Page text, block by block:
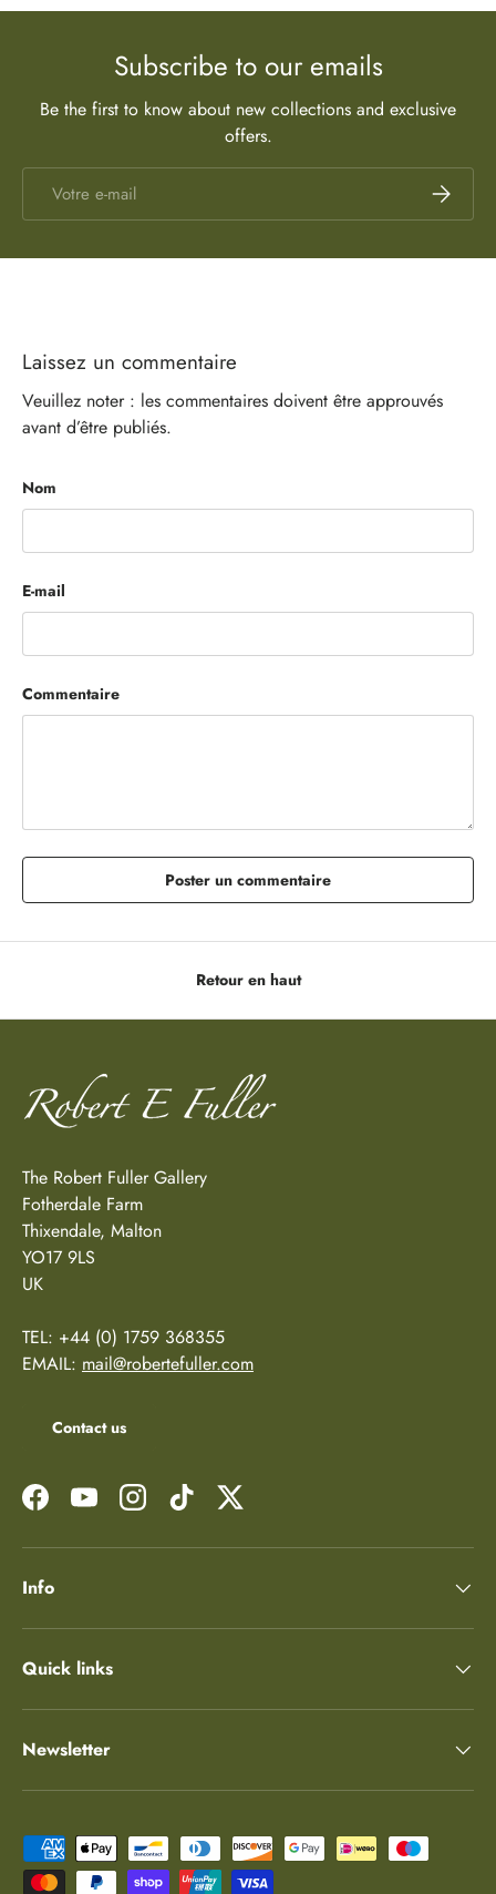
Subscribe to our emails
Be the first to know about new collections and exclusive
offers.
S’inscrire
Laissez un commentaire
Veuillez noter : les commentaires doivent être approuvés
avant d’être publiés.
Nom
E-mail
Commentaire
Poster un commentaire
Retour en haut
The Robert Fuller Gallery
Fotherdale Farm
Thixendale, Malton
YO17 9LS
UK
TEL: +44 (0) 1759 368355
EMAIL: mail@robertefuller.com
Contact us
FacebookYouTubeInstagramTikTok Twitter
Info
Quick links
Newsletter
Moyens de paiement acceptés